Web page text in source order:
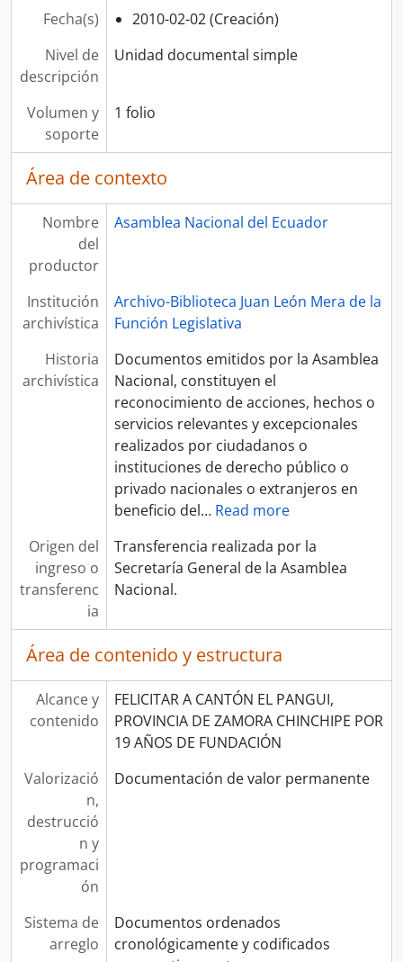
Fecha(s)
2010-02-02 (Creación)
Nivel de
descripción
Unidad documental simple
Volumen y
soporte
1 folio
Área de contexto
Nombre
del
productor
Asamblea Nacional del Ecuador
Institución
archivística
Archivo-Biblioteca Juan León Mera de la
Función Legislativa
Historia
archivística
Documentos emitidos por la Asamblea
Nacional, constituyen el
reconocimiento de acciones, hechos o
servicios relevantes y excepcionales
realizados por ciudadanos o
instituciones de derecho público o
privado nacionales o extranjeros en
beneficio del… Read more
Origen del
ingreso o
transferenc
ia
Transferencia realizada por la
Secretaría General de la Asamblea
Nacional.
Área de contenido y estructura
Alcance y
contenido
FELICITAR A CANTÓN EL PANGUI,
PROVINCIA DE ZAMORA CHINCHIPE POR
19 AÑOS DE FUNDACIÓN
Valorizació
n,
destrucció
n y
programaci
ón
Documentación de valor permanente
Sistema de
arreglo
Documentos ordenados
cronológicamente y codificados